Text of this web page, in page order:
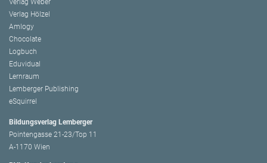
Verlag Weber
Verlag Hölzel
Amlogy
Chocolate
Logbuch
Eduvidual
Lernraum
Lemberger Publishing
eSquirrel
Bildungsverlag Lemberger
Pointengasse 21-23/Top 11
A-1170 Wien